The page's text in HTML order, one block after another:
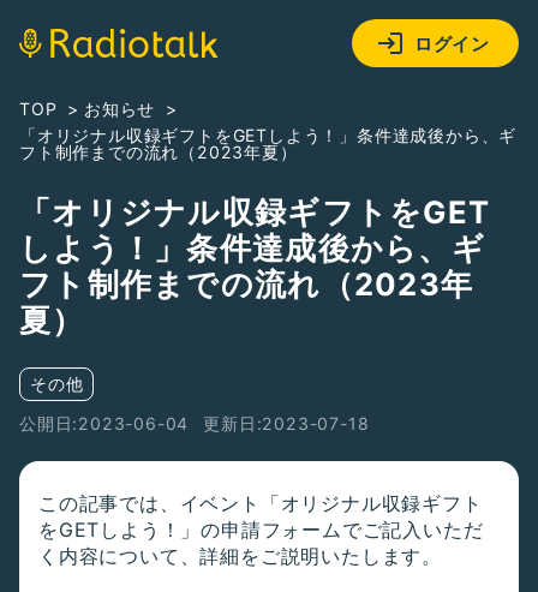
ログイン
TOP
お知らせ
「オリジナル収録ギフトをGETしよう！」条件達成後から、ギ
フト制作までの流れ（2023年夏）
「オリジナル収録ギフトをGET
しよう！」条件達成後から、ギ
フト制作までの流れ（2023年
夏）
その他
公開日:2023-06-04
更新日:2023-07-18
この記事では、イベント「オリジナル収録ギフト
をGETしよう！」の申請フォームでご記入いただ
く内容について、詳細をご説明いたします。